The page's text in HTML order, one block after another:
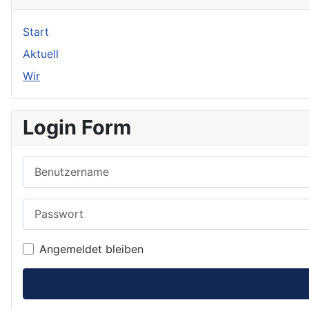
Start
Aktuell
Wir
Login Form
Angemeldet bleiben